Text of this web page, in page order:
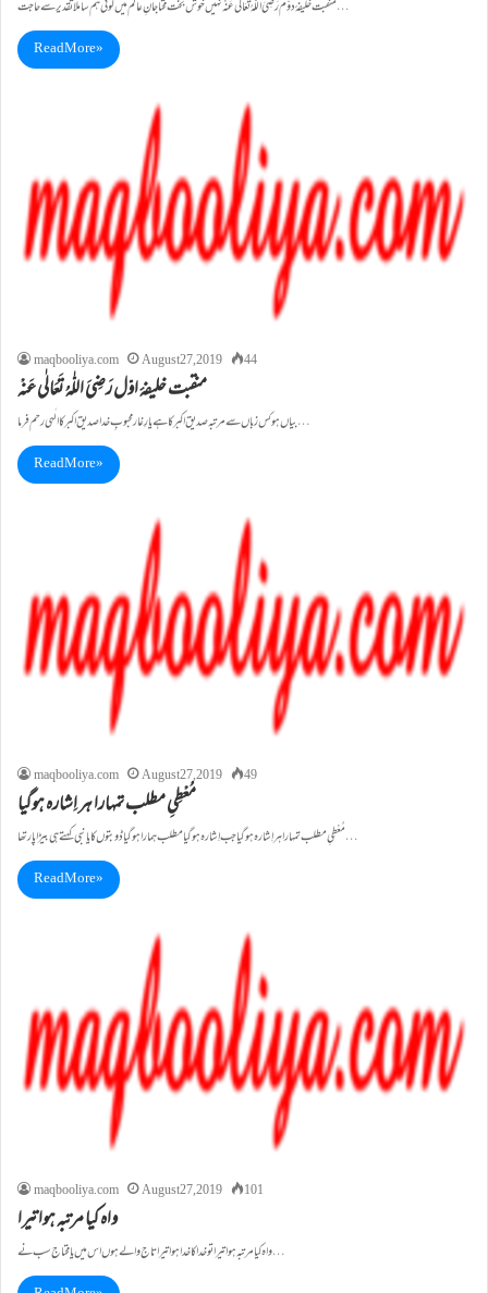
منقبت خلیفۂ دوّم رَضِیَ اللّٰہُ تَعَالٰی عَنْہ نہیں خوش بخت محتاجانِ عالم میں کوئی ہم سا ملا تقدیر سے حاجت…
Read More »
maqbooliya.com August 27, 2019 44
منقبت خلیفۂ اوّل رَضِیَ اللّٰہُ تَعَالٰی عَنْہ
بیاں ہو کس زباں سے مرتبہ صدیق اکبر کا ہے یارِ غار محبوبِ خدا صدیق اکبر کا الٰہی رحم فرما…
Read More »
maqbooliya.com August 27, 2019 49
مُعْطِیِ مطلب تمہارا ہر اِشارہ ہوگیا
مُعْطِیِ مطلب تمہارا ہر اِشارہ ہوگیا جب اِشارہ ہوگیا مطلب ہمارا ہوگیا ڈوبتوں کا یانبی کہتے ہی بیڑا پار تھا…
Read More »
maqbooliya.com August 27, 2019 101
واہ کیا مرتبہ ہوا تیرا
واہ کیا مرتبہ ہوا تیرا تو خدا کا خدا ہوا تیرا تاج والے ہوں اس میں یا محتاج سب نے…